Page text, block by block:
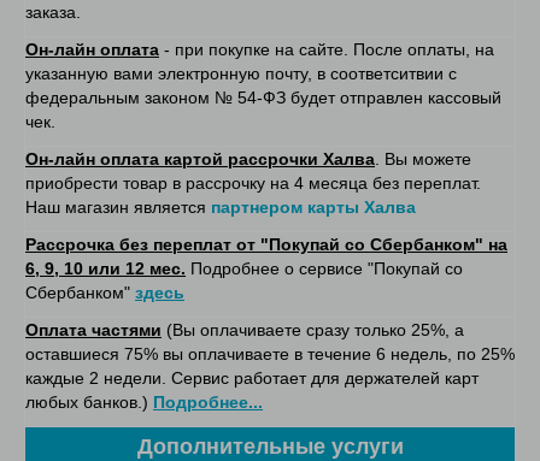
заказа.
Он-лайн оплата - при покупке на сайте. После оплаты, на
указанную вами электронную почту, в соответситвии с
федеральным законом № 54-ФЗ будет отправлен кассовый
чек.
Он-лайн оплата картой рассрочки Халва . Вы можете
приобрести товар в рассрочку на 4 месяца без переплат.
Наш магазин является партнером карты Халва
Рассрочка без переплат от "Покупай со Сбербанком" на
6, 9, 10 или 12 мес. Подробнее о сервисе "Покупай со
Сбербанком" здесь
Оплата частями (Вы оплачиваете сразу только 25%, а
оставшиеся 75% вы оплачиваете в течение 6 недель, по 25%
каждые 2 недели. Сервис работает для держателей карт
любых банков.) Подробнее...
Дополнительные услуги